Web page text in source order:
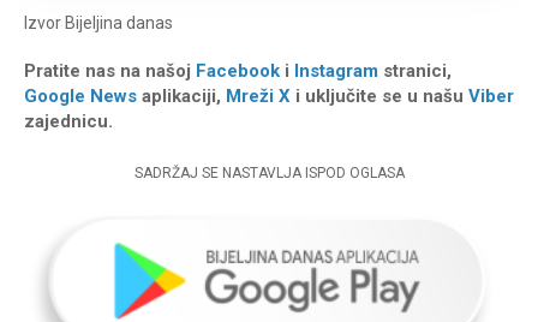
Izvor Bijeljina danas
Pratite nas na našoj Facebook i Instagram stranici,
Google News aplikaciji, Mreži X i uključite se u našu Viber
zajednicu.
SADRŽAJ SE NASTAVLJA ISPOD OGLASA